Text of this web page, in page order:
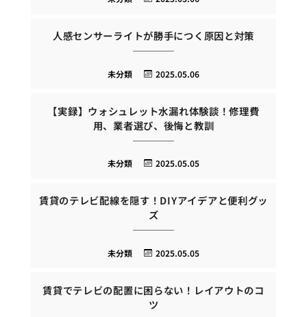
人感センサーライトが勝手につく原因と対策
2025.05.06
未分類
【実録】ウォシュレット水漏れ体験談！修理費
用、業者選び、後悔と教訓
2025.05.05
未分類
賃貸のテレビ配線を隠す！DIYアイデアと便利グッ
ズ
2025.05.05
未分類
賃貸でテレビの配置に困らない！レイアウトのコ
ツ